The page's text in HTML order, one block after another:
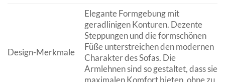
Design-Merkmale
Elegante Formgebung mit
geradlinigen Konturen. Dezente
Steppungen und die formschönen
Füße unterstreichen den modernen
Charakter des Sofas. Die
Armlehnen sind so gestaltet, dass sie
maximalen Komfort bieten, ohne zu